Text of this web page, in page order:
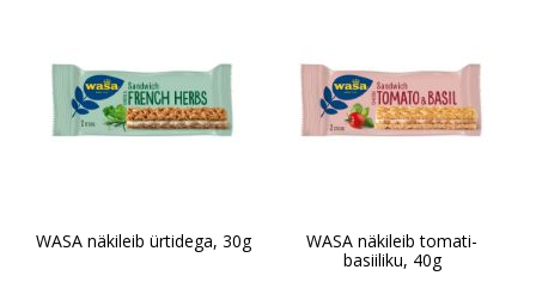
WASA näkileib ürtidega, 30g
WASA näkileib tomati-
basiiliku, 40g